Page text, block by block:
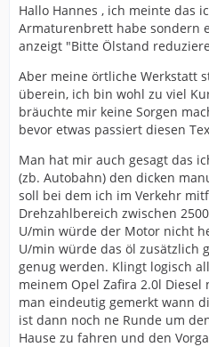
Hallo Hannes , ich meinte das
Armaturenbrett habe sondern
anzeigt "Bitte Ölstand
Aber meine örtliche Werkstatt
überein, ich bin wohl zu viel
bräuchte mir keine Sorgen
bevor etwas passiert diesen
Man hat mir auch gesagt das
(zb. Autobahn) den dicken
soll bei dem ich im Verkehr
Drehzahlbereich zwischen
U/min würde der Motor nicht
U/min würde das öl zusätzlich
genug werden. Klingt logisch
meinem Opel Zafira 2.0l Diesel
man eindeutig gemerkt wann
ist dann noch ne Runde um
Hause zu fahren und den